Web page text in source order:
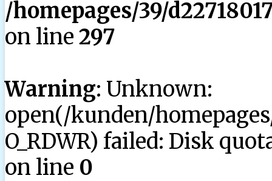
/homepages/39/
on line 297
Warning: Unknown:
open(/kunden/
O_RDWR) failed: Disk
on line 0